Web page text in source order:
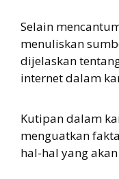
Selain
menuliskan
dijelaskan
internet dalam
Kutipan dalam
menguatkan
hal-hal yang